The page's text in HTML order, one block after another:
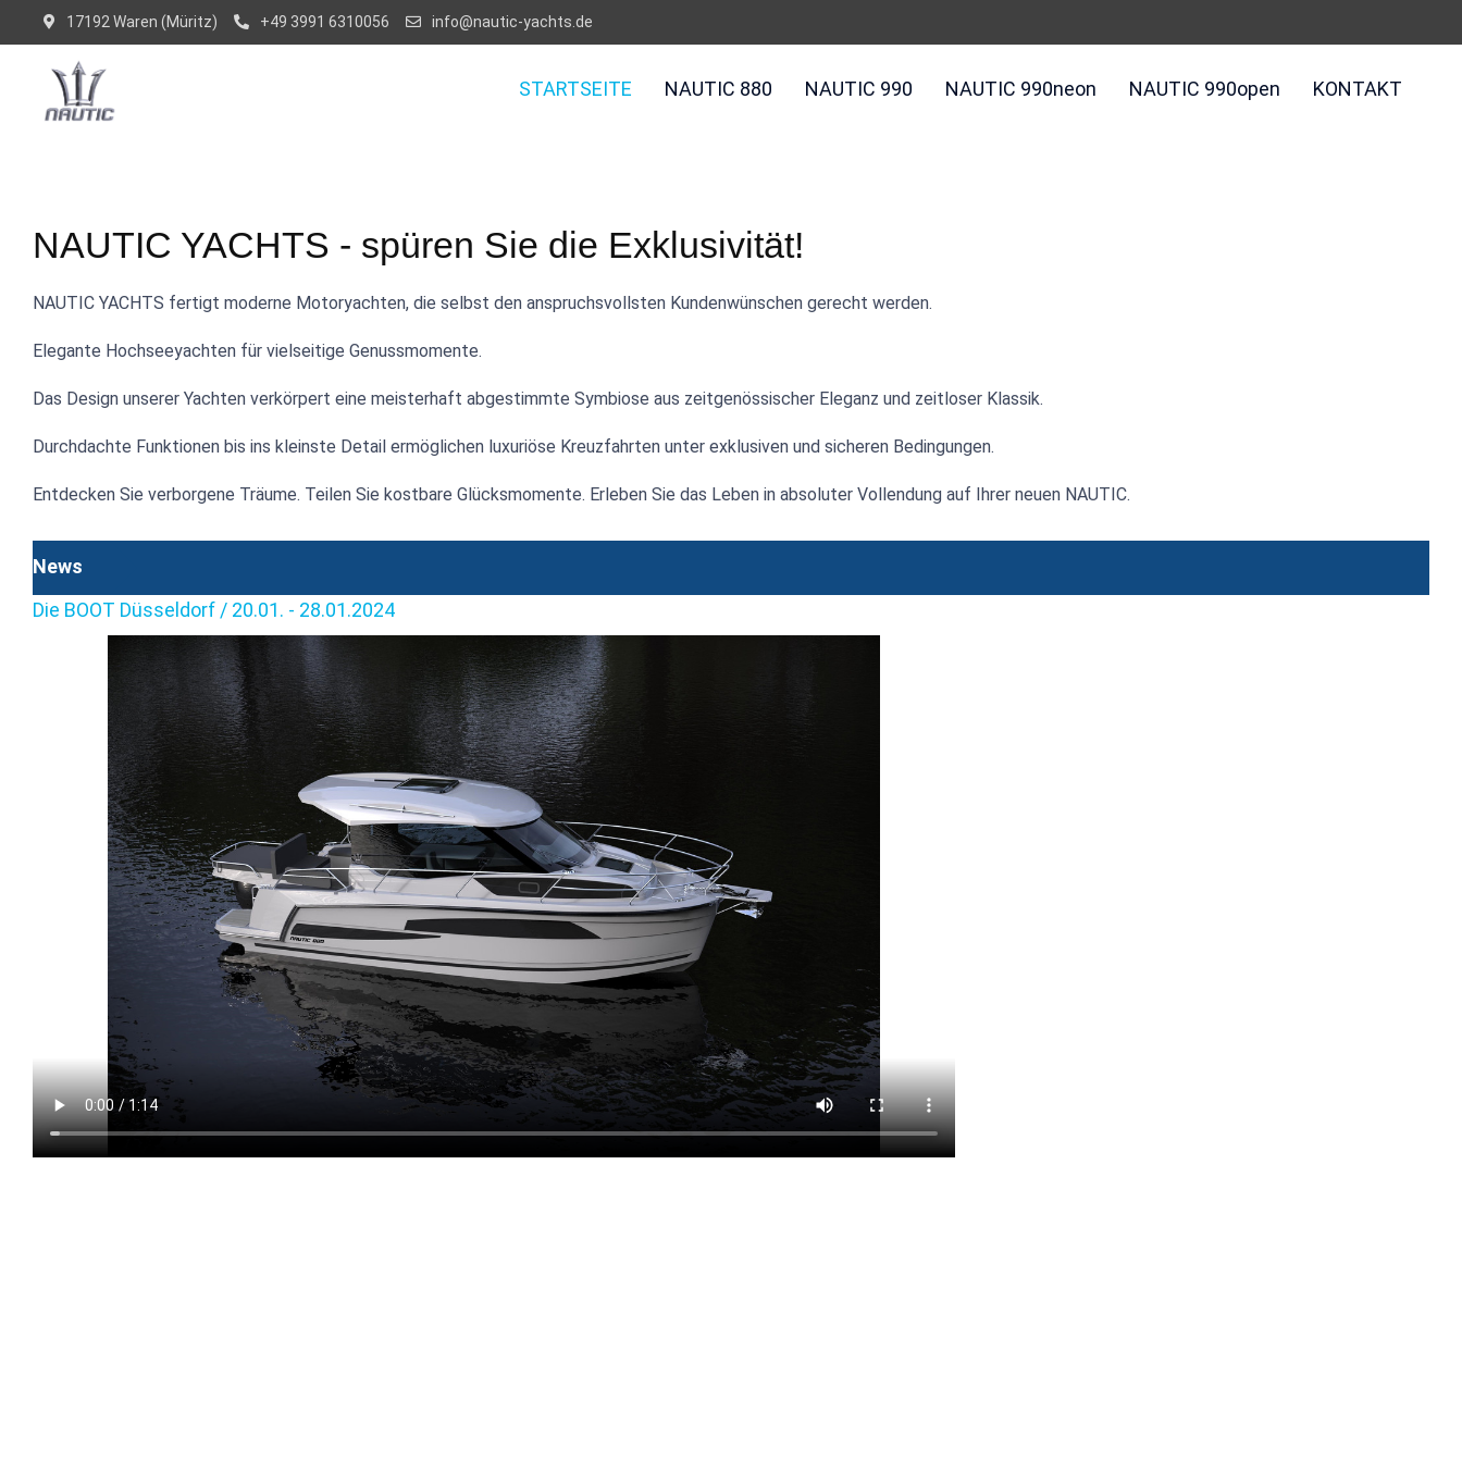
17192 Waren (Müritz) +49 3991 6310056 info@nautic-yachts.de
STARTSEITE NAUTIC 880 NAUTIC 990 NAUTIC 990neon NAUTIC 990open KONTAKT
NAUTIC YACHTS - spüren Sie die Exklusivität!
NAUTIC YACHTS fertigt moderne Motoryachten, die selbst den anspruchsvollsten Kundenwünschen gerecht werden.
Elegante Hochseeyachten für vielseitige Genussmomente.
Das Design unserer Yachten verkörpert eine meisterhaft abgestimmte Symbiose aus zeitgenössischer Eleganz und zeitloser Klassik.
Durchdachte Funktionen bis ins kleinste Detail ermöglichen luxuriöse Kreuzfahrten unter exklusiven und sicheren Bedingungen.
Entdecken Sie verborgene Träume. Teilen Sie kostbare Glücksmomente. Erleben Sie das Leben in absoluter Vollendung auf Ihrer neuen NAUTIC.
News
Die BOOT Düsseldorf / 20.01. - 28.01.2024